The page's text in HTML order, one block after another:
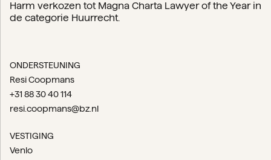
Harm verkozen tot Magna Charta Lawyer of the Year in
de categorie Huurrecht.
ONDERSTEUNING
Resi Coopmans
+31 88 30 40 114
resi.coopmans@bz.nl
VESTIGING
Venlo